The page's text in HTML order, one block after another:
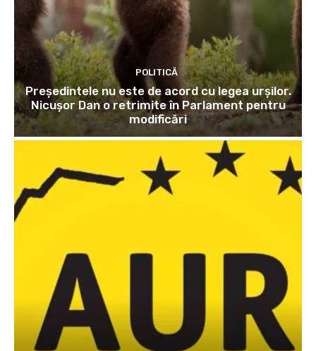
POLITICĂ
Președintele nu este de acord cu legea urșilor.
Nicușor Dan o retrimite în Parlament pentru
modificări